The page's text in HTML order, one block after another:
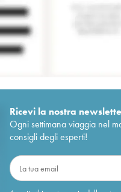
Ricevi la nostra
Ogni settimana viaggia nel
consigli degli esperti!